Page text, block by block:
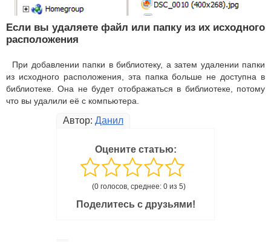
Если вы удаляете файл или папку из их исходного
расположения
При добавлении папки в библиотеку, а затем удалении папки
из исходного расположения, эта папка больше не доступна в
библиотеке. Она не будет отображаться в библиотеке, потому
что вы удалили её с компьютера.
Автор: Данил
Оцените статью:
(0 голосов, среднее: 0 из 5)
Поделитесь с друзьями!